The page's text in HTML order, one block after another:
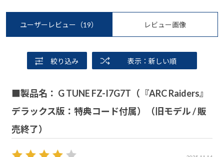
ユーザーレビュー （19） レビュー画像
絞り込み 表示：新しい順
■製品名： G TUNE FZ-I7G7T（『ARC Raiders』
デラックス版：特典コード付属）（旧モデル / 販
売終了）